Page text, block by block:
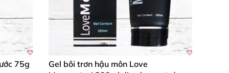
75g
Gel bôi trơn hậu môn Love